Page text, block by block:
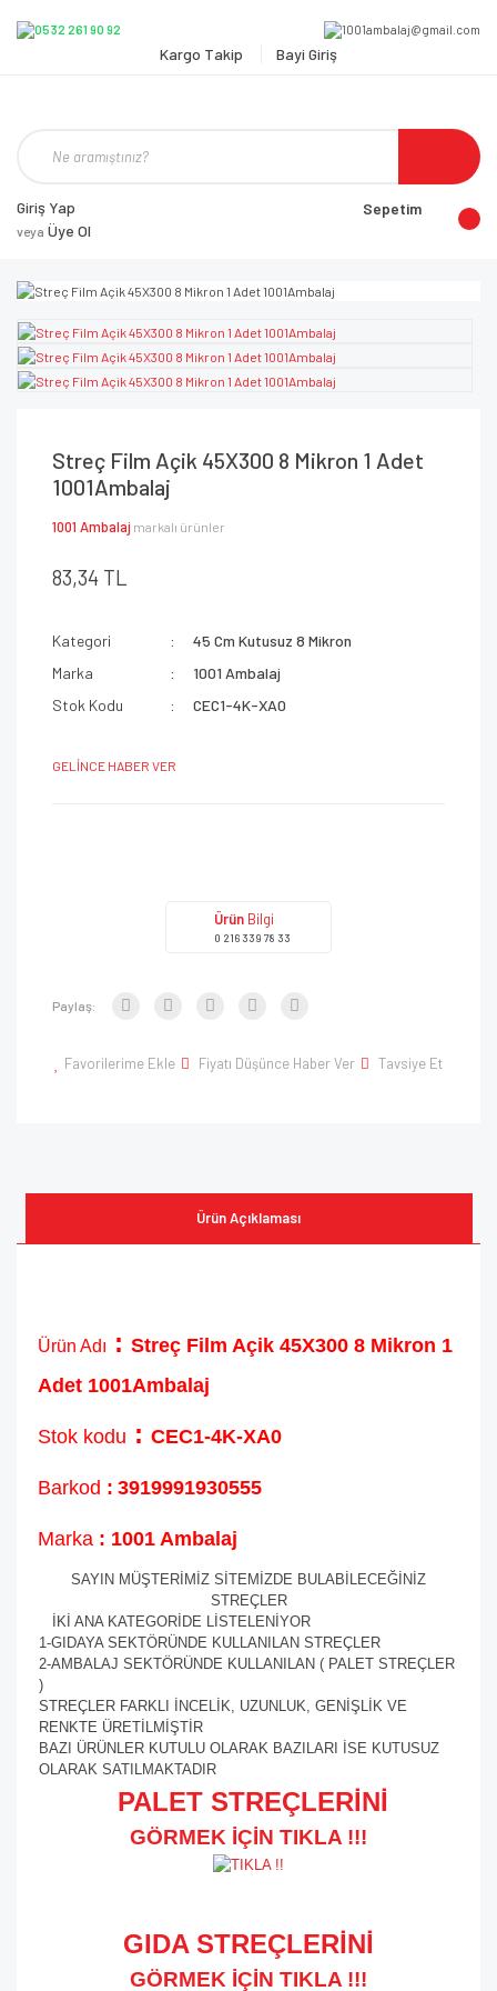
Kargo Takip Bayi Giriş
Giriş Yap
veya Üye Ol
Sepetim
Streç Film Açik 45X300 8 Mikron 1 Adet
1001Ambalaj
1001 Ambalaj markalı ürünler
83,34 TL
Kategori
45 Cm Kutusuz 8 Mikron
Marka
1001 Ambalaj
Stok Kodu
CEC1-4K-XA0
GELİNCE HABER VER
Ürün Bilgi
0 216 339 78 33
Paylaş:
Favorilerime Ekle Fiyatı Düşünce Haber Ver Tavsiye Et
Ürün Açıklaması
Ürün Adı : Streç Film Açik 45X300 8 Mikron 1
Adet 1001Ambalaj
Stok kodu : CEC1-4K-XA0
Barkod : 3919991930555
Marka : 1001 Ambalaj
SAYIN MÜŞTERİMİZ SİTEMİZDE BULABİLECEĞİNİZ
STREÇLER
İKİ ANA KATEGORİDE LİSTELENİYOR
1-GIDAYA SEKTÖRÜNDE KULLANILAN STREÇLER
2-AMBALAJ SEKTÖRÜNDE KULLANILAN ( PALET STREÇLER
)
STREÇLER FARKLI İNCELİK, UZUNLUK, GENİŞLİK VE
RENKTE ÜRETİLMİŞTİR
BAZI ÜRÜNLER KUTULU OLARAK BAZILARI İSE KUTUSUZ
OLARAK SATILMAKTADIR
PALET STREÇLERİNİ
GÖRMEK İÇİN TIKLA !!!
GIDA STREÇLERİNİ
GÖRMEK İÇİN TIKLA !!!